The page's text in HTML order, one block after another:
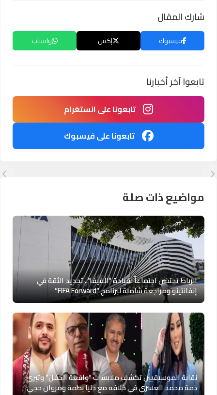
شارك المقال
فيسبوك إكس واتساب
تابعوا آخر أخبارنا
تابعونا على انستغرام
تابعونا على فيسبوك
مواضيع ذات صلة
الرباط تحتضن اجتماعاً لقيادة “الفيفا”.. تجديد الثقة في
إنفانتينو ومراجعة شاملة لبرنامج “FIFA Forward”
نقابة الموسيقيين تكشف ملابسات “واقعة الحفل” وتبرئ
ذمة محمد العسري في خلافه مع دنيا بطمة ومروان حجي